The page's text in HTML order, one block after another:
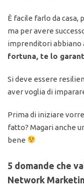
È facile farlo da
ma per avere
imprenditori abbiano
fortuna, te lo
Si deve essere
aver voglia di
Prima di iniziare
fatto? Magari anche
bene
5 domande che
Network